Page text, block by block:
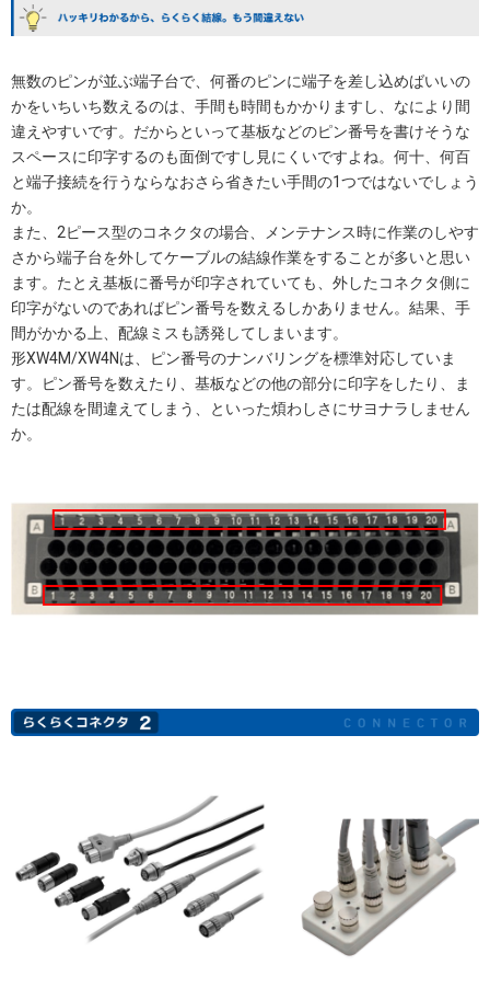
無数のピンが並ぶ端子台で、何番のピンに端子を差し込めばいいの
かをいちいち数えるのは、手間も時間もかかりますし、なにより間
違えやすいです。だからといって基板などのピン番号を書けそうな
スペースに印字するのも面倒ですし見にくいですよね。何十、何百
と端子接続を行うならなおさら省きたい手間の1つではないでしょう
か。
また、2ピース型のコネクタの場合、メンテナンス時に作業のしやす
さから端子台を外してケーブルの結線作業をすることが多いと思い
ます。たとえ基板に番号が印字されていても、外したコネクタ側に
印字がないのであればピン番号を数えるしかありません。結果、手
間がかかる上、配線ミスも誘発してしまいます。
形XW4M/XW4Nは、ピン番号のナンバリングを標準対応していま
す。ピン番号を数えたり、基板などの他の部分に印字をしたり、ま
たは配線を間違えてしまう、といった煩わしさにサヨナラしません
か。